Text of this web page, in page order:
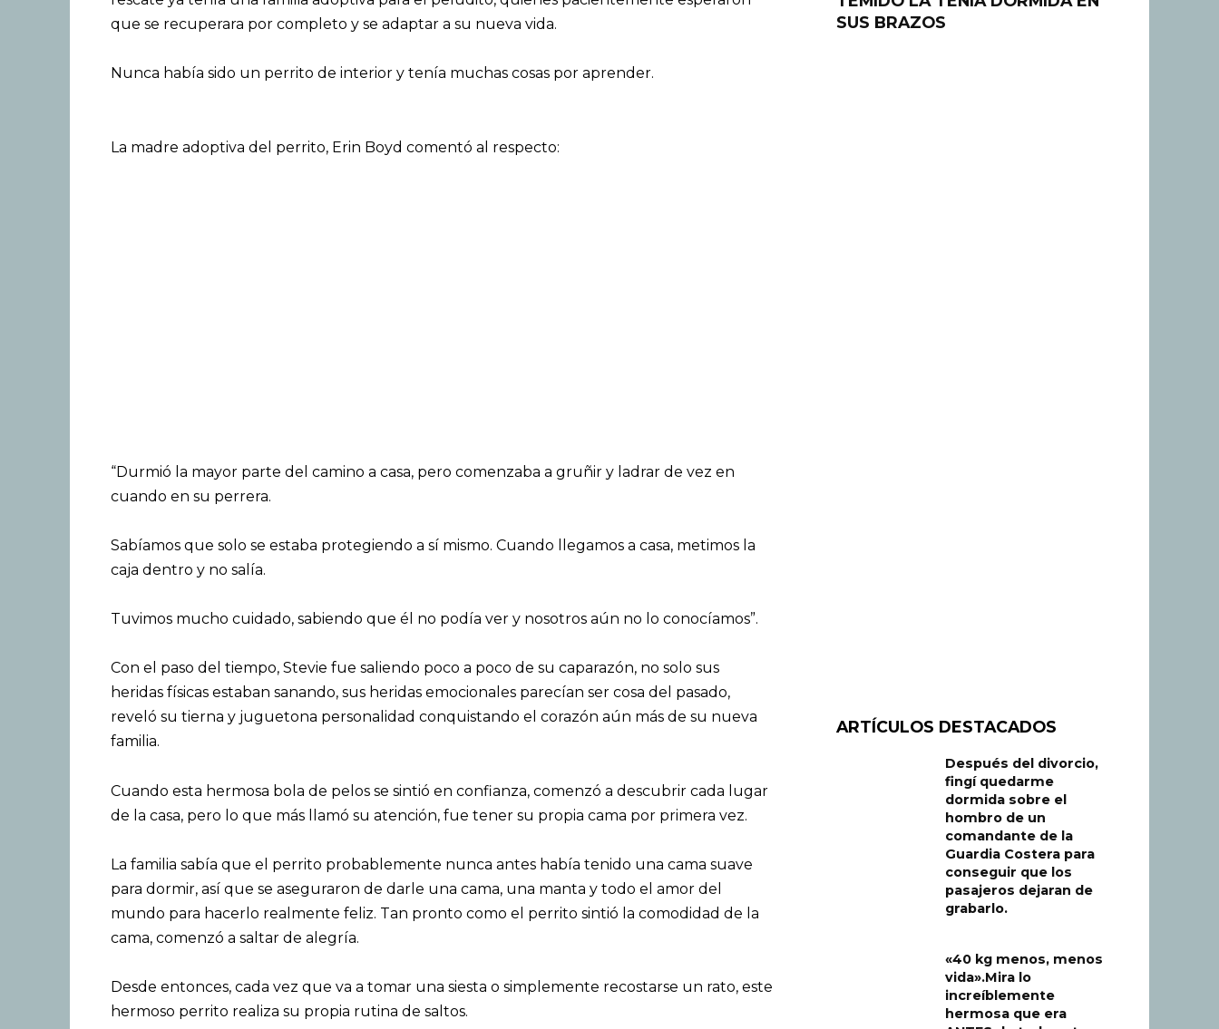
que se recuperara por completo y se adaptar a su nueva vida.
Nunca había sido un perrito de interior y tenía muchas cosas por aprender.
La madre adoptiva del perrito, Erin Boyd comentó al respecto:
“Durmió la mayor parte del camino a casa, pero comenzaba a gruñir y ladrar de vez en
cuando en su perrera.
Sabíamos que solo se estaba protegiendo a sí mismo. Cuando llegamos a casa, metimos la
caja dentro y no salía.
Tuvimos mucho cuidado, sabiendo que él no podía ver y nosotros aún no lo conocíamos”.
Con el paso del tiempo, Stevie fue saliendo poco a poco de su caparazón, no solo sus
heridas físicas estaban sanando, sus heridas emocionales parecían ser cosa del pasado,
reveló su tierna y juguetona personalidad conquistando el corazón aún más de su nueva
familia.
Cuando esta hermosa bola de pelos se sintió en confianza, comenzó a descubrir cada lugar
de la casa, pero lo que más llamó su atención, fue tener su propia cama por primera vez.
La familia sabía que el perrito probablemente nunca antes había tenido una cama suave
para dormir, así que se aseguraron de darle una cama, una manta y todo el amor del
mundo para hacerlo realmente feliz. Tan pronto como el perrito sintió la comodidad de la
cama, comenzó a saltar de alegría.
Desde entonces, cada vez que va a tomar una siesta o simplemente recostarse un rato, este
hermoso perrito realiza su propia rutina de saltos.
SUS BRAZOS
ARTÍCULOS DESTACADOS
Después del divorcio,
fingí quedarme
dormida sobre el
hombro de un
comandante de la
Guardia Costera para
conseguir que los
pasajeros dejaran de
grabarlo.
«40 kg menos, menos
vida».Mira lo
increíblemente
hermosa que era